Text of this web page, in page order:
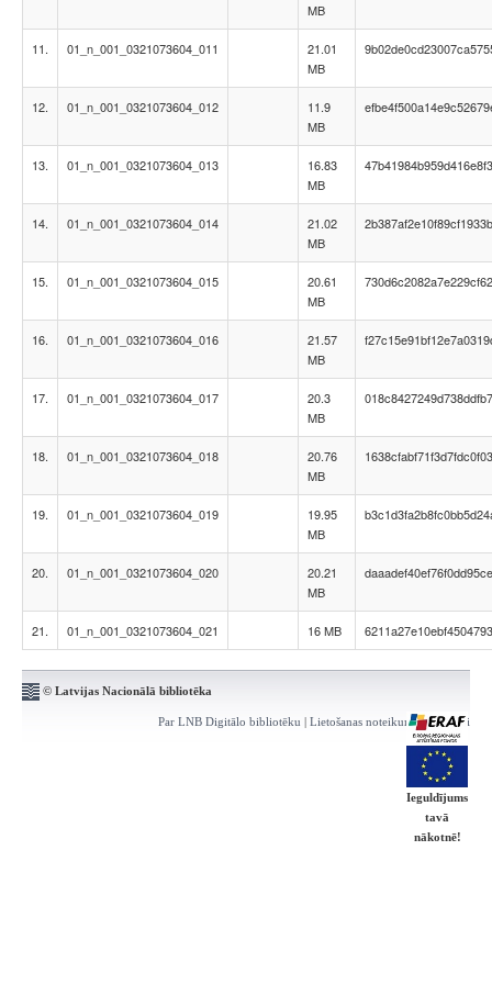
MB
11. 01_n_001_0321073604_011
21.01
MB
12. 01_n_001_0321073604_012
11.9
MB
13. 01_n_001_0321073604_013
16.83
MB
14. 01_n_001_0321073604_014
21.02
MB
15. 01_n_001_0321073604_015
20.61
MB
16. 01_n_001_0321073604_016
21.57
MB
17. 01_n_001_0321073604_017
20.3
MB
18. 01_n_001_0321073604_018
20.76
MB
19. 01_n_001_0321073604_019
19.95
MB
20. 01_n_001_0321073604_020
20.21
MB
21. 01_n_001_0321073604_021 16 MB
© Latvijas Nacionālā bibliotēka
Par LNB Digitālo bibliotēku | Lietošanas noteikumi | Kontakti
Ieguldījums
tavā
nākotnē!